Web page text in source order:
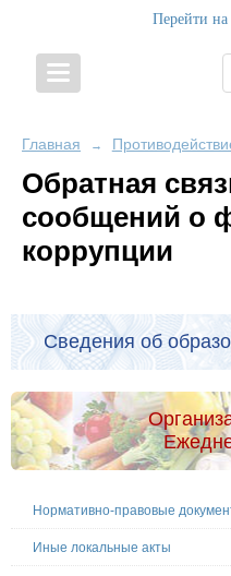
Перейти
Главная →
Обратная
сообщений о
коррупции
Сведения об
Нормативно-правовые
Иные локальные акты